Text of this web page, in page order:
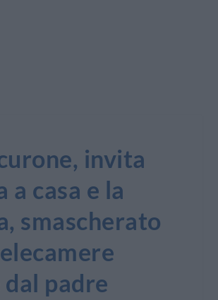
invita
a casa e la
smascherato
dal padre